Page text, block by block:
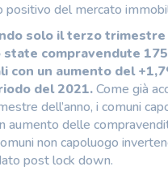
positivo del mercato
solo il terzo trimestre
state compravendute
con un aumento del
del 2021.Come già
dell’anno, i comuni
aumento delle
non capoluogo
post lock down.